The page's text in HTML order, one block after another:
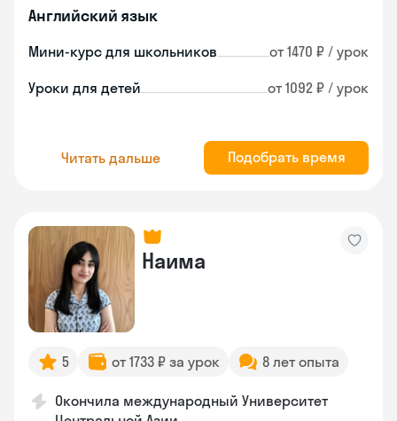
Английский язык
Мини-курс для школьников от 1470 ₽ / урок
Уроки для детей от 1092 ₽ / урок
Читать дальше Подобрать время
Наима
5 от 1733 ₽ за урок 8 лет опыта
Окончила международный Университет